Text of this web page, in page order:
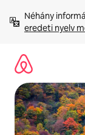
tartalomra
Néhány
eredeti nyelv